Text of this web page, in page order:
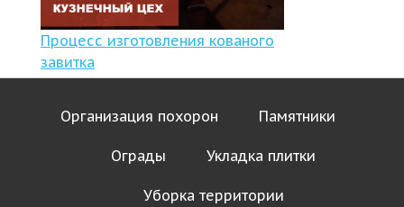
Процесс изготовления кованого
завитка
Организация похорон Памятники
Ограды Укладка плитки
Уборка территории